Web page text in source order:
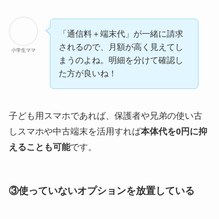
小学生ママ
「通信料＋端末代」が一緒に請求
されるので、月額が高く見えてし
まうのよね。明細を分けて確認し
た方が良いね！
子ども用スマホであれば、保護者や兄弟の使い古
しスマホや中古端末を活用すれば本体代を0円に抑
えることも可能です。
③使っていないオプションを放置している